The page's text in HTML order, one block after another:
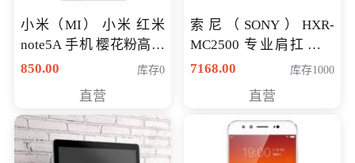
小米（MI） 小米 红米
note5A 手机 樱花粉高配
版 全网通(3G+32G)
850.00 库存0
直营
索尼（SONY）HXR-
MC2500 专业肩扛式存
储卡全高清摄录一体机
清入门级摄像机
7168.00 库存1000
直营